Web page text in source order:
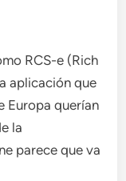
RCS-e (Rich
aplicación que
Europa querían
la
parece que va